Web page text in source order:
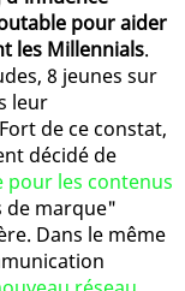
pour aider
les Millennials.
8 jeunes sur
leur
de ce constat,
décidé de
les contenus
de marque"
Dans le même